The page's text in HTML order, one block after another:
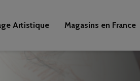
Artistique Magasins en France